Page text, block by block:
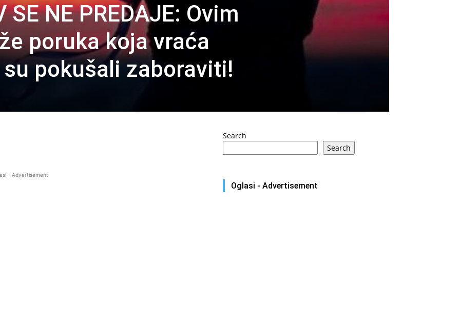
SE NE PREDAJE: Ovim
poruka koja vraća
su pokušali zaboraviti!
- Advertisement
Search
Search
Oglasi - Advertisement